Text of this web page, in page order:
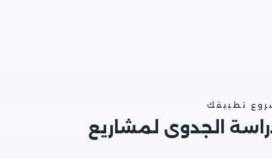
تطبيقك
الجدوى لمشاريع